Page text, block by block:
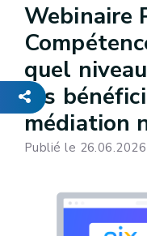
Webinaire
quel
les
médiation
Publié le